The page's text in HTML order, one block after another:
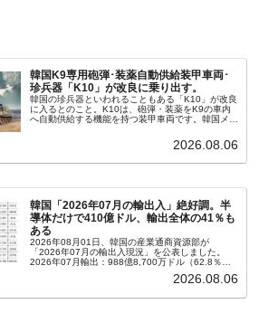
韓国K9専用砲弾･装薬自動供給装甲車両･
珍兵器「K10」が改良に乗り出す。
韓国の珍兵器といわれることもある「K10」が改良
に入るとのこと。K10は、砲弾・装薬をK9の車内
へ自動供給する機能を持つ装甲車両です。韓国メデ
から以下に一部を引きます。2005年に初めて...
2026.08.06
韓国「2026年07月の輸出入」絶好調。半
導体だけで410億ドル、輸出全体の41％も
ある
2026年08月01日、韓国の産業通商資源部が
「2026年07月の輸出入現況」を公表しました。
2026年07月輸出：988億8,700万ドル（62.8％）
2026.08.06